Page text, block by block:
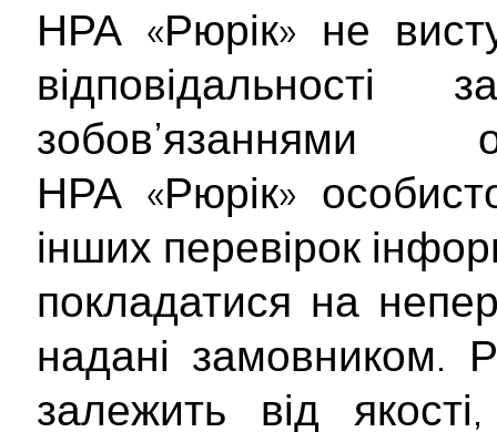
НРА «Рюрік» не
зобов’язаннями
НРА «Рюрік»
інших перевірок
покладатися на
надані замовником.
залежить від